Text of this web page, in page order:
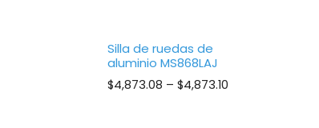
Silla de ruedas de
aluminio MS868LAJ
$4,873.08 – $4,873.10